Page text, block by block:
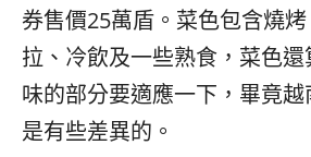
券售價25萬盾。菜色包含燒
拉、冷飲及一些熟食，菜色
味的部分要適應一下，畢竟
是有些差異的。